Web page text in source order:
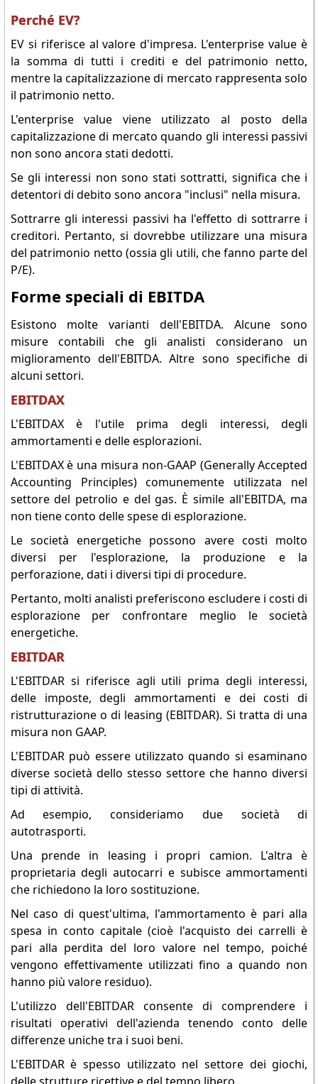
Perché EV?
EV si riferisce al valore d'impresa. L'enterprise value è
la somma di tutti i crediti e del patrimonio netto,
mentre la capitalizzazione di mercato rappresenta solo
il patrimonio netto.
L'enterprise value viene utilizzato al posto della
capitalizzazione di mercato quando gli interessi passivi
non sono ancora stati dedotti.
Se gli interessi non sono stati sottratti, significa che i
detentori di debito sono ancora "inclusi" nella misura.
Sottrarre gli interessi passivi ha l'effetto di sottrarre i
creditori. Pertanto, si dovrebbe utilizzare una misura
del patrimonio netto (ossia gli utili, che fanno parte del
P/E).
Forme speciali di EBITDA
Esistono molte varianti dell'EBITDA. Alcune sono
misure contabili che gli analisti considerano un
miglioramento dell'EBITDA. Altre sono specifiche di
alcuni settori.
EBITDAX
L'EBITDAX è l'utile prima degli interessi, degli
ammortamenti e delle esplorazioni.
L'EBITDAX è una misura non-GAAP (Generally Accepted
Accounting Principles) comunemente utilizzata nel
settore del petrolio e del gas. È simile all'EBITDA, ma
non tiene conto delle spese di esplorazione.
Le società energetiche possono avere costi molto
diversi per l'esplorazione, la produzione e la
perforazione, dati i diversi tipi di procedure.
Pertanto, molti analisti preferiscono escludere i costi di
esplorazione per confrontare meglio le società
energetiche.
EBITDAR
L'EBITDAR si riferisce agli utili prima degli interessi,
delle imposte, degli ammortamenti e dei costi di
ristrutturazione o di leasing (EBITDAR). Si tratta di una
misura non GAAP.
L'EBITDAR può essere utilizzato quando si esaminano
diverse società dello stesso settore che hanno diversi
tipi di attività.
Ad esempio, consideriamo due società di
autotrasporti.
Una prende in leasing i propri camion. L'altra è
proprietaria degli autocarri e subisce ammortamenti
che richiedono la loro sostituzione.
Nel caso di quest'ultima, l'ammortamento è pari alla
spesa in conto capitale (cioè l'acquisto dei carrelli è
pari alla perdita del loro valore nel tempo, poiché
vengono effettivamente utilizzati fino a quando non
hanno più valore residuo).
L'utilizzo dell'EBITDAR consente di comprendere i
risultati operativi dell'azienda tenendo conto delle
differenze uniche tra i suoi beni.
L'EBITDAR è spesso utilizzato nel settore dei giochi,